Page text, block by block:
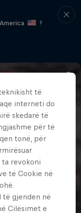
?
të
interneti do
skedarë të
për të
tonë, për
ta revokoni
të Cookie në
të gjenden në
Cilësimet e